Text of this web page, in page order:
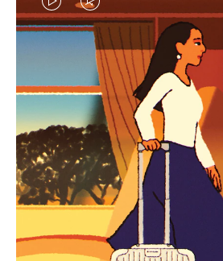
视
频
暂
停，
请
按
下
暂
视
频
已
静
音，
请
点
击
按
臻礼指南
寻觅心仪的出行
享缤纷旅